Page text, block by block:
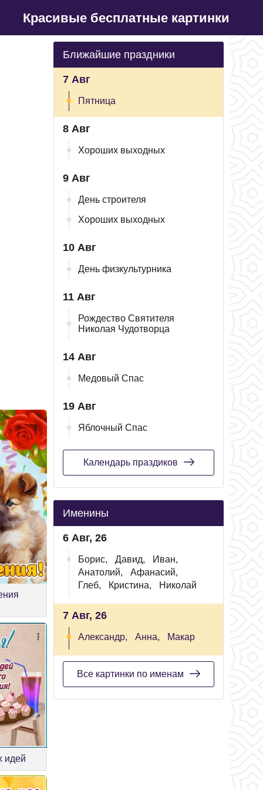
Красивые бесплатные картинки
идей
Ближайшие праздники
7 Авг
Пятница
8 Авг
Хороших выходных
9 Авг
День строителя
Хороших выходных
10 Авг
День физкультурника
11 Авг
Рождество Святителя
Николая Чудотворца
14 Авг
Медовый Спас
19 Авг
Яблочный Спас
Календарь праздиков
Именины
6 Авг, 26
Борис, Давид,
Иван,
Анатолий,
Афанасий,
Глеб,
Кристина, Николай
7 Авг, 26
Александр, Анна, Макар
Все картинки по именам